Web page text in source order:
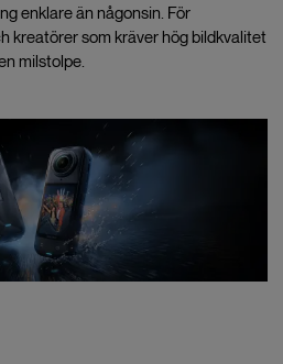
enklare än någonsin. För
kreatörer som kräver hög bildkvalitet
milstolpe.